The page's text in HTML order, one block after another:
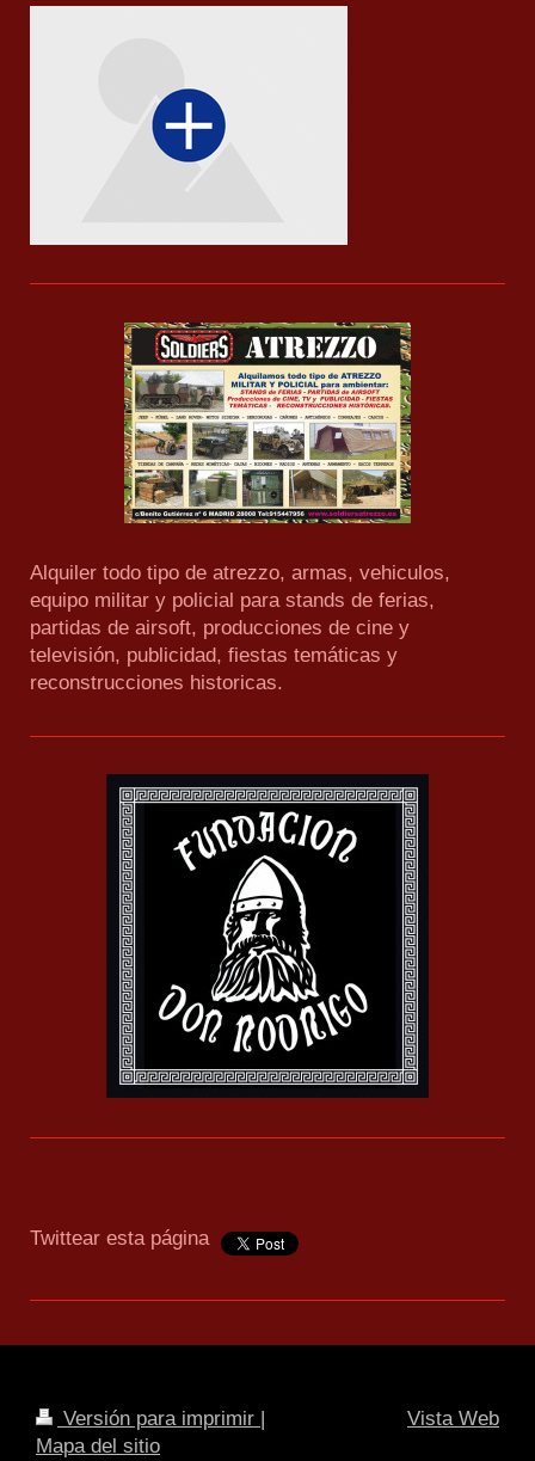
Alquiler todo tipo de atrezzo, armas, vehiculos,
equipo militar y policial para stands de ferias,
partidas de airsoft, producciones de cine y
televisión, publicidad, fiestas temáticas y
reconstrucciones historicas.
Twittear esta página
Versión para imprimir |
Mapa del sitio
Vista Web